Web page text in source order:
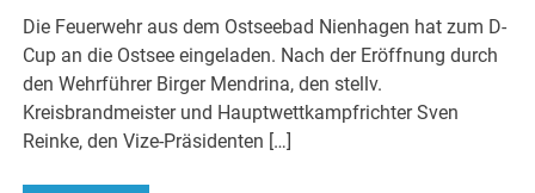
Die Feuerwehr aus dem Ostseebad Nienhagen hat zum D-
Cup an die Ostsee eingeladen. Nach der Eröffnung durch
den Wehrführer Birger Mendrina, den stellv.
Kreisbrandmeister und Hauptwettkampfrichter Sven
Reinke, den Vize-Präsidenten […]